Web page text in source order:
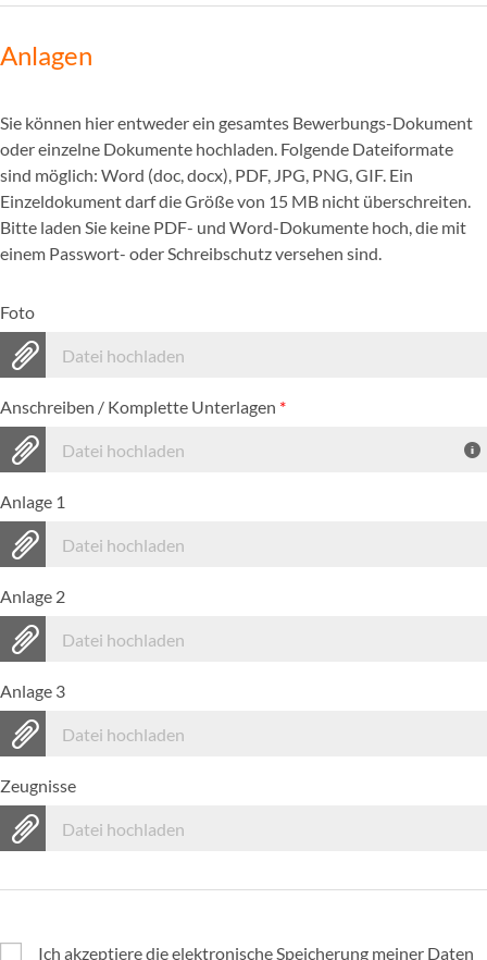
Anlagen
Sie können hier entweder ein gesamtes Bewerbungs-Dokument
oder einzelne Dokumente hochladen. Folgende Dateiformate
sind möglich: Word (doc, docx), PDF, JPG, PNG, GIF. Ein
Einzeldokument darf die Größe von 15 MB nicht überschreiten.
Bitte laden Sie keine PDF- und Word-Dokumente hoch, die mit
einem Passwort- oder Schreibschutz versehen sind.
Foto
Datei hochladen
Anschreiben / Komplette Unterlagen *
Datei hochladen
Anlage 1
Datei hochladen
Anlage 2
Datei hochladen
Anlage 3
Datei hochladen
Zeugnisse
Datei hochladen
Ich akzeptiere die elektronische Speicherung meiner Daten